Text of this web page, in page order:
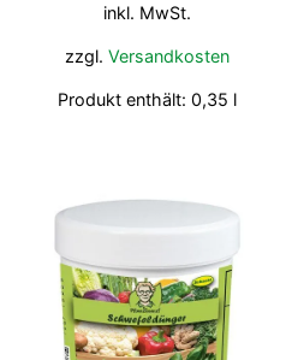
inkl. MwSt.
zzgl.Versandkosten
Produkt enthält: 0,35 l